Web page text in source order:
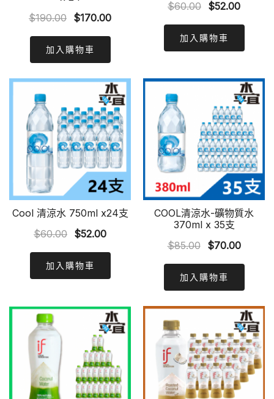
$190.00 Original
was:
$190.00.
$170.00Current
加入購物車
$60.00 Original
was:
$60.00.
$52.00
$52.00.
加入購物車
Cool 清涼水 750ml x24支
$60.00 Original
was:
$60.00.
$52.00Current
$52.00.
加入購物車
COOL清涼水-礦物質水
370ml x 35支
$85.00
Original
was:
$85.00.
$70.00
加入購物車